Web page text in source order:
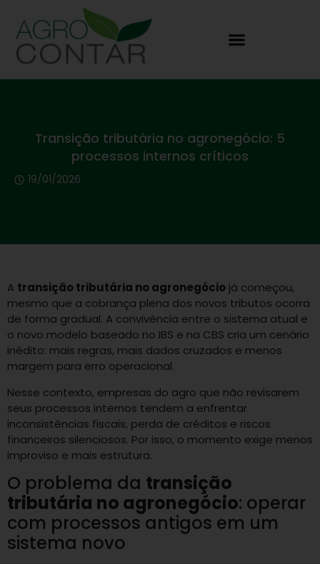
Transição tributária no agronegócio: 5
processos internos críticos
19/01/2026
A transição tributária no agronegócio já começou,
mesmo que a cobrança plena dos novos tributos ocorra
de forma gradual. A convivência entre o sistema atual e
o novo modelo baseado no IBS e na CBS cria um cenário
inédito: mais regras, mais dados cruzados e menos
margem para erro operacional.
Nesse contexto, empresas do agro que não revisarem
seus processos internos tendem a enfrentar
inconsistências fiscais, perda de créditos e riscos
financeiros silenciosos. Por isso, o momento exige menos
improviso e mais estrutura.
O problema da transição
tributária no agronegócio: operar
com processos antigos em um
sistema novo